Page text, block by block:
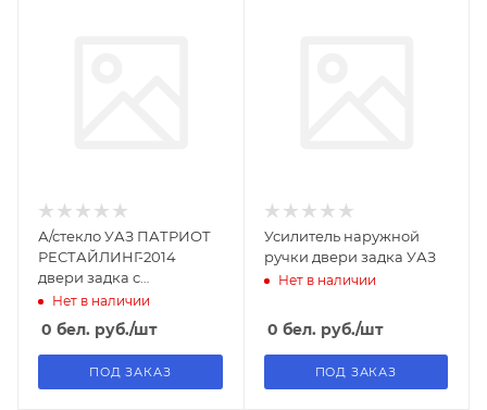
А/стекло УАЗ ПАТРИОТ
РЕСТАЙЛИНГ-2014
двери задка с
подогревом зеленое
Нет в наличии
0 бел. руб./шт
ПОД ЗАКАЗ
Усилитель наружной
ручки двери задка УАЗ
Нет в наличии
0 бел. руб./шт
ПОД ЗАКАЗ